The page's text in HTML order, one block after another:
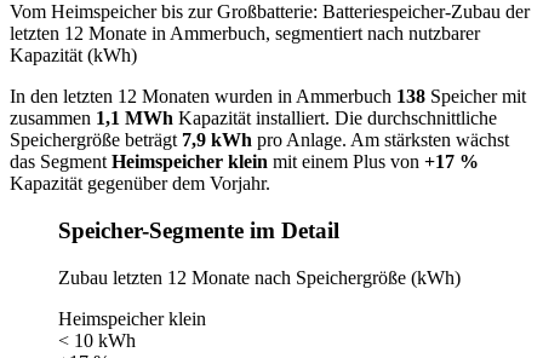
Vom Heimspeicher bis zur Großbatterie: Batteriespeicher-Zubau der
letzten 12 Monate in Ammerbuch, segmentiert nach nutzbarer
Kapazität (kWh)
In den letzten 12 Monaten wurden in Ammerbuch 138 Speicher mit
zusammen 1,1 MWh Kapazität installiert. Die durchschnittliche
Speichergröße beträgt 7,9 kWh pro Anlage. Am stärksten wächst
das Segment Heimspeicher klein mit einem Plus von +17 %
Kapazität gegenüber dem Vorjahr.
Speicher-Segmente im Detail
Zubau letzten 12 Monate nach Speichergröße (kWh)
Heimspeicher klein
< 10 kWh